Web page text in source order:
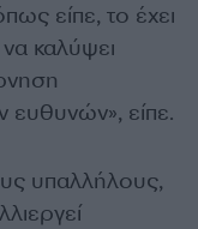
είπε, το έχει
να καλύψει
είπε.
υπαλλήλους,